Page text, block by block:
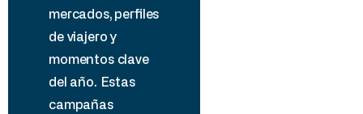
mercados, perfiles
de viajero y
momentos clave
del año. Estas
campañas